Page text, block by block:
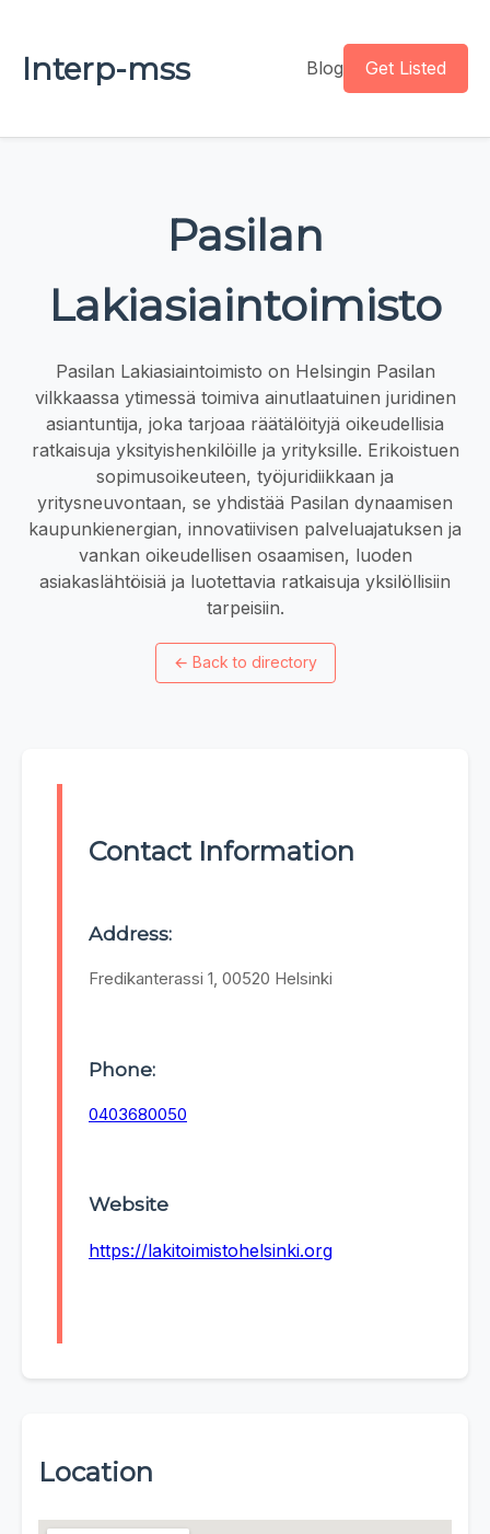
Interp-mss Blog Get Listed
Pasilan
Lakiasiaintoimisto
Pasilan Lakiasiaintoimisto on Helsingin Pasilan
vilkkaassa ytimessä toimiva ainutlaatuinen juridinen
asiantuntija, joka tarjoaa räätälöityjä oikeudellisia
ratkaisuja yksityishenkilöille ja yrityksille. Erikoistuen
sopimusoikeuteen, työjuridiikkaan ja
yritysneuvontaan, se yhdistää Pasilan dynaamisen
kaupunkienergian, innovatiivisen palveluajatuksen ja
vankan oikeudellisen osaamisen, luoden
asiakaslähtöisiä ja luotettavia ratkaisuja yksilöllisiin
tarpeisiin.
← Back to directory
Contact Information
Address:
Fredikanterassi 1, 00520 Helsinki
Phone:
0403680050
Website
https://lakitoimistohelsinki.org
Location